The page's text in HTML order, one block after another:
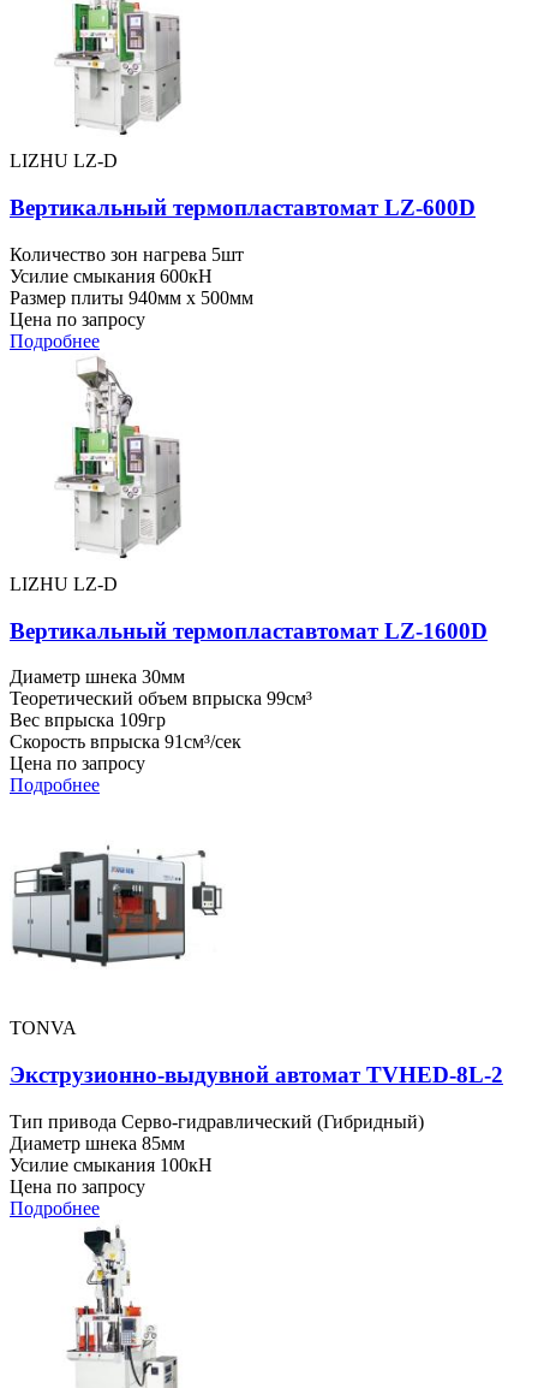
LIZHU LZ-D
Вертикальный термопластавтомат LZ-600D
Количество зон нагрева 5шт
Усилие смыкания 600кН
Размер плиты 940мм x 500мм
Цена по запросу
Подробнее
LIZHU LZ-D
Вертикальный термопластавтомат LZ-1600D
Диаметр шнека 30мм
Теоретический объем впрыска 99см³
Вес впрыска 109гр
Скорость впрыска 91см³/сек
Цена по запросу
Подробнее
TONVA
Экструзионно-выдувной автомат TVHED-8L-2
Тип привода Серво-гидравлический (Гибридный)
Диаметр шнека 85мм
Усилие смыкания 100кН
Цена по запросу
Подробнее